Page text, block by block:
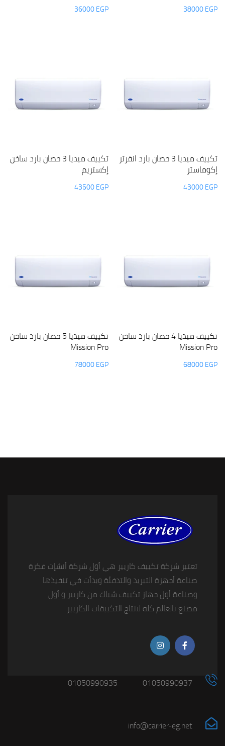
38000EGP
36000EGP
تكييف ميديا 3 حصان بارد انفرتر
إكوماستر
43000EGP
تكييف ميديا 3 حصان بارد ساخن
إكستريم
43500EGP
تكييف ميديا 4 حصان بارد ساخن
Mission Pro
68000EGP
تكييف ميديا 5 حصان بارد ساخن
Mission Pro
78000EGP
تعتبر شركة تكييف كاريير هي أول شركة أنشإت فكرة
صناعة أجهزة التبريد والتدفئة وبدأت في تنفيذها
وصناعة أول جهاز تكييف شباك من كاريير و أول
مصنع بالعالم كله لانتاج التكييفات الكاريير .
01050990937
01050990935
info@carrier-eg.net